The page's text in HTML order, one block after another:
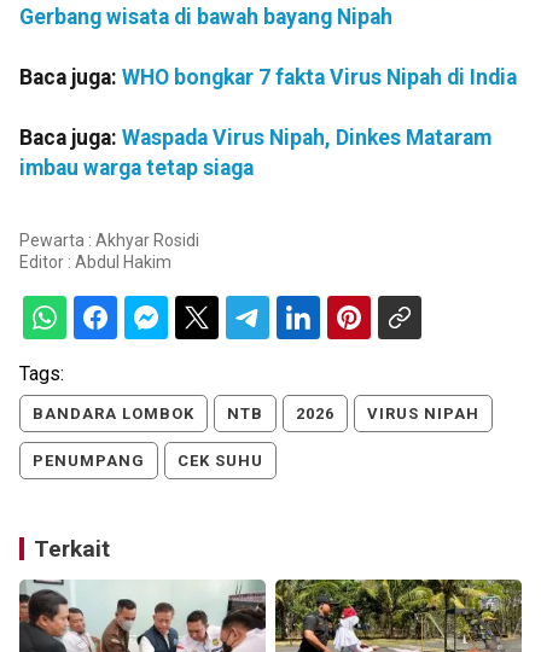
Gerbang wisata di bawah bayang Nipah
Baca juga: WHO bongkar 7 fakta Virus Nipah di India
Baca juga: Waspada Virus Nipah, Dinkes Mataram
imbau warga tetap siaga
Pewarta : Akhyar Rosidi
Editor : Abdul Hakim
Tags:
BANDARA LOMBOK NTB 2026 VIRUS NIPAH
PENUMPANG CEK SUHU
Terkait